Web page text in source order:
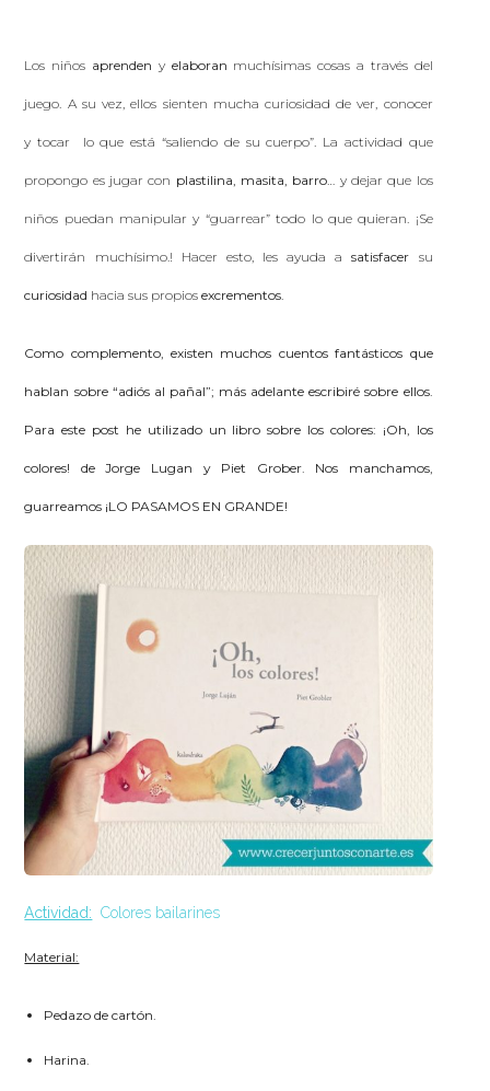
Los niños aprenden y elaboran muchísimas cosas a través del
juego. A su vez, ellos sienten mucha curiosidad de ver, conocer
y tocar lo que está “saliendo de su cuerpo”. La actividad que
propongo es jugar con plastilina, masita, barro… y dejar que los
niños puedan manipular y “guarrear” todo lo que quieran. ¡Se
divertirán muchísimo.! Hacer esto, les ayuda asatisfacer su
curiosidad hacia sus propiosexcrementos.
Como complemento, existen muchos cuentos fantásticos que
hablan sobre “adiós al pañal”; más adelante escribiré sobre ellos.
Para este post he utilizado un libro sobre los colores: ¡Oh, los
colores! de Jorge Lugan y Piet Grober. Nos manchamos,
guarreamos ¡LO PASAMOS EN GRANDE!
Actividad: Colores bailarines
Material:
Pedazo de cartón.
Harina.